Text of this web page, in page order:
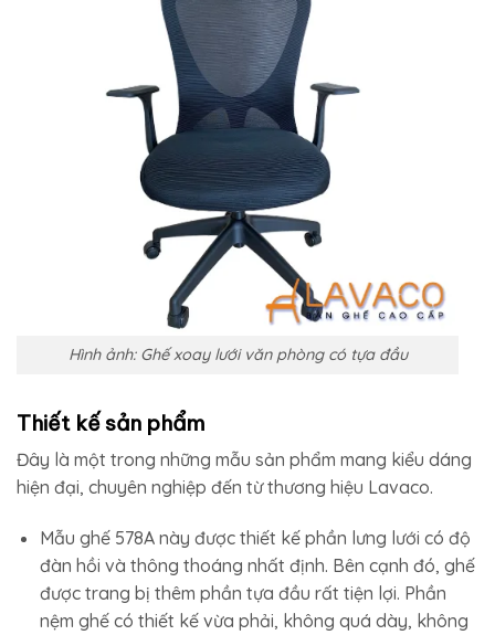
Hình ảnh: Ghế xoay lưới văn phòng có tựa đầu
Thiết kế sản phẩm
Đây là một trong những mẫu sản phẩm mang kiểu dáng
hiện đại, chuyên nghiệp đến từ thương hiệu Lavaco.
Mẫu ghế 578A này được thiết kế phần lưng lưới có độ
đàn hồi và thông thoáng nhất định. Bên cạnh đó, ghế
được trang bị thêm phần tựa đầu rất tiện lợi. Phần
nệm ghế có thiết kế vừa phải, không quá dày, không